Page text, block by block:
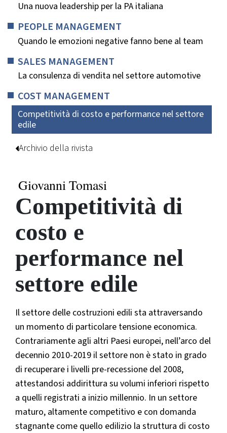
Una nuova leadership per la PA italiana
PEOPLE MANAGEMENT
Quando le emozioni negative fanno bene al team
SALES MANAGEMENT
La consulenza di vendita nel settore automotive
COST MANAGEMENT
Competitività di costo e performance nel settore
edile
Archivio della rivista
Giovanni Tomasi
Competitività di
costo e
performance nel
settore edile
Il settore delle costruzioni edili sta attraversando
un momento di particolare tensione economica.
Contrariamente agli altri Paesi europei, nell’arco del
decennio 2010-2019 il settore non è stato in grado
di recuperare i livelli pre-recessione del 2008,
attestandosi addirittura su volumi inferiori rispetto
a quelli registrati a inizio millennio. In un settore
maturo, altamente competitivo e con domanda
stagnante come quello edilizio la struttura di costo